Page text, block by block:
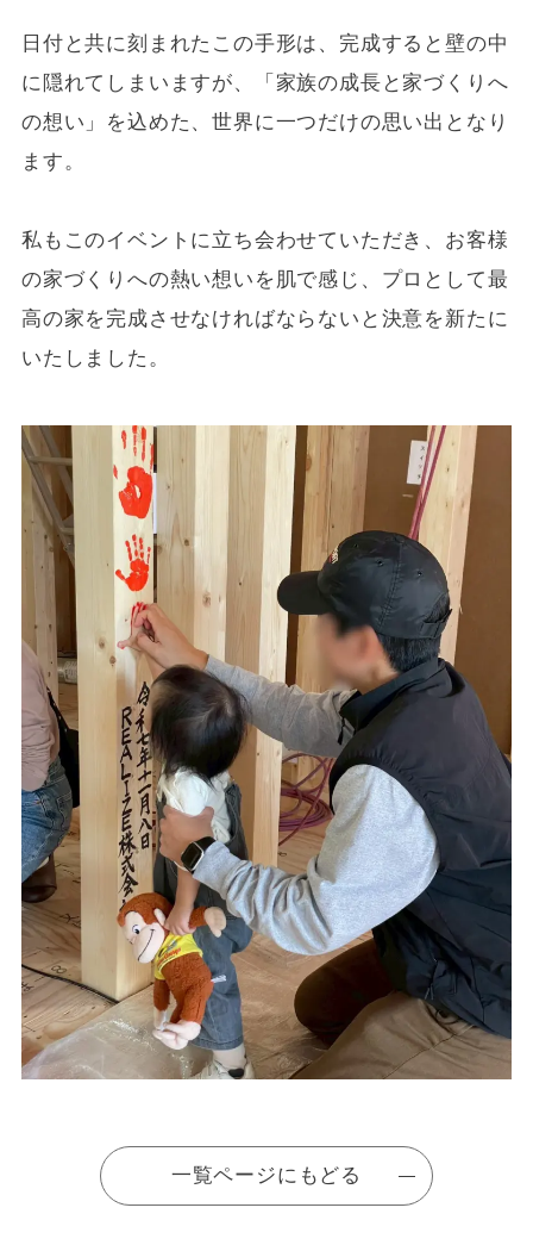
日付と共に刻まれたこの手形は、完成すると壁の中
に隠れてしまいますが、「家族の成長と家づくりへ
の想い」を込めた、世界に一つだけの思い出となり
ます。
私もこのイベントに立ち会わせていただき、お客様
の家づくりへの熱い想いを肌で感じ、プロとして最
高の家を完成させなければならないと決意を新たに
いたしました。
一覧ページにもどる